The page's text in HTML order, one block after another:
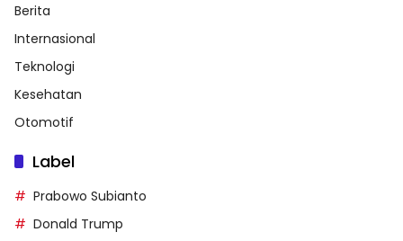
Berita
Internasional
Teknologi
Kesehatan
Otomotif
Label
Prabowo Subianto
Donald Trump